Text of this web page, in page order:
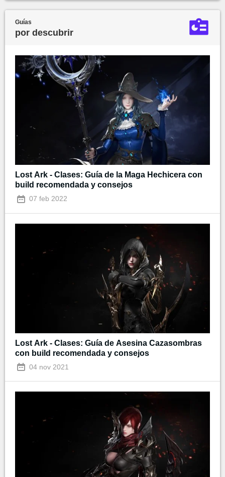
Guías
por descubrir
Lost Ark - Clases: Guía de la Maga Hechicera con
build recomendada y consejos
07 feb 2022
Lost Ark - Clases: Guía de Asesina Cazasombras
con build recomendada y consejos
04 nov 2021